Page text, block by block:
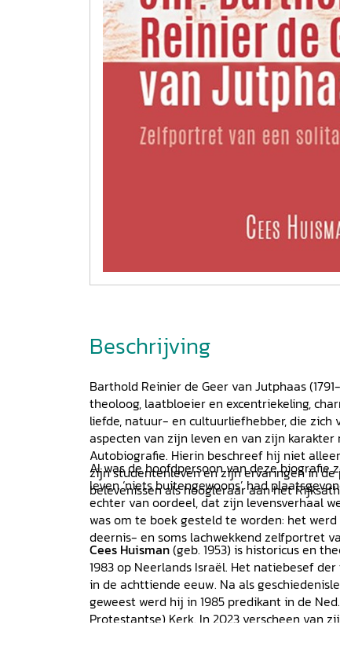
Beschrijving
Barthold Reinier de Geer van Jutphaas
theoloog, laatbloeier en excentriekeling,
liefde, natuur- en cultuurliefhebber, die zich
aspecten van zijn leven en van zijn karakter
Autobiografie. Hierin beschreef hij niet
zijn studentenleven en zijn ervaringen in
belevenissen als hoogleraar aan het
Al was de hoofdpersoon van deze biografie
leven ‘niets buitengewoons’ had
echter van oordeel, dat zijn levensverhaal
was om te boek gesteld te worden: het
deernis- en soms lachwekkend zelfportret
Cees Huisman(geb. 1953) is historicus en
1983 op Neerlands Israël. Het natiebesef
in de achttiende eeuw. Na als
geweest werd hij in 1985 predikant in de
Protestantse) Kerk. In 2023 verscheen van
(1760-1825). Predikant met vergezichten